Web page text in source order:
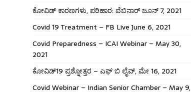
ಕೋವಿಡ್ ಕಾರಣಗಳು, ಪರಿಹಾರ: ವೆಬಿನಾರ್ ಜೂನ್ 7, 2021
Covid 19 Treatment – FB Live June 6, 2021
Covid Preparedness – ICAI Webinar – May 30,
2021
ಕೋವಿಡ್19 ಪ್ರಶ್ನೋತ್ತರ – ಎಫ್ ಬಿ ಲೈವ್, ಮೇ 16, 2021
Covid Webinar – Indian Senior Chamber – May 9,